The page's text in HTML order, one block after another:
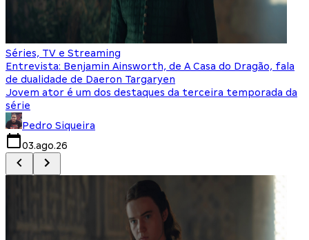
Séries, TV e Streaming
Entrevista: Benjamin Ainsworth, de A Casa do Dragão, fala
de dualidade de Daeron Targaryen
Jovem ator é um dos destaques da terceira temporada da
série
Pedro Siqueira
03.ago.26